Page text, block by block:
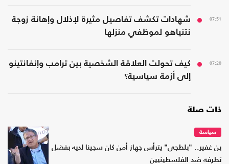
07:51
شهادات تكشف تفاصيل مثيرة لإذلال وإهانة زوجة
نتنياهو لموظفي منزلها
07:20
كيف تحولت العلاقة الشخصية بين ترامب وإنفانتينو
إلى أزمة سياسية؟
ذات صلة
سياسة
بن غفير.. "بلطجي" يترأس جهاز أمن كان سجينا لديه بفضل
تطرفه ضد الفلسطينيين